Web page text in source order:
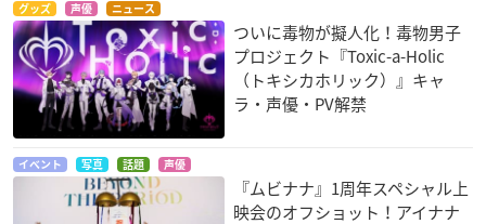
グッズ 声優 ニュース
ついに毒物が擬人化！毒物男子
プロジェクト『Toxic-a-Holic
（トキシカホリック）』キャ
ラ・声優・PV解禁
イベント 写真 話題 声優
『ムビナナ』1周年スペシャル上
映会のオフショット！アイナナ